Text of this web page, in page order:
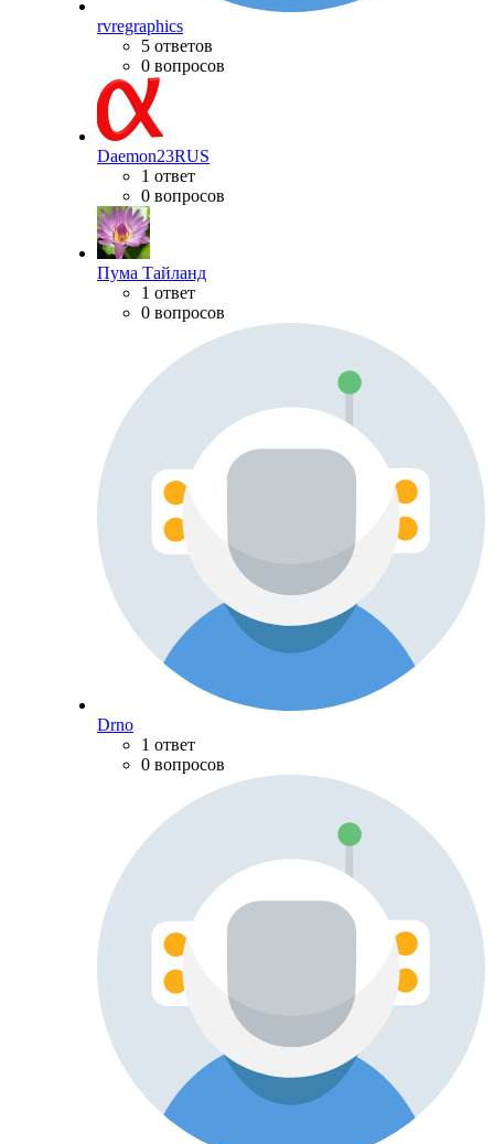
rvregraphics
5 ответов
0 вопросов
Daemon23RUS
1 ответ
0 вопросов
Пума Тайланд
1 ответ
0 вопросов
Drno
1 ответ
0 вопросов